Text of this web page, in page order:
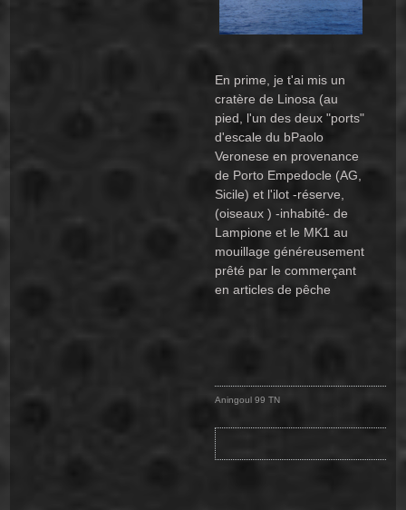
En prime, je t'ai mis un
cratère de Linosa (au
pied, l'un des deux "ports"
d'escale du bPaolo
Veronese en provenance
de Porto Empedocle (AG,
Sicile) et l'ilot -réserve,
(oiseaux ) -inhabité- de
Lampione et le MK1 au
mouillage généreusement
prêté par le commerçant
en articles de pêche
Aningoul 99 TN